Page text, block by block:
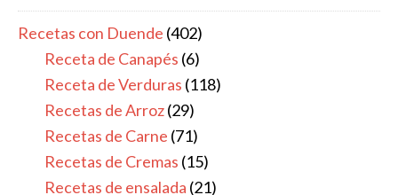
Recetas con Duende (402)
Receta de Canapés (6)
Receta de Verduras (118)
Recetas de Arroz(29)
Recetas de Carne (71)
Recetas de Cremas (15)
Recetas de ensalada (21)